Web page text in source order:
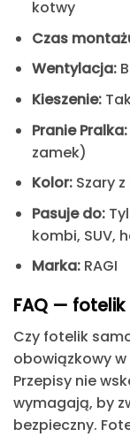
kotwy
Czas
Wentylacja:
Kieszenie:
Pranie Pralka:
zamek)
Kolor:Szary
Pasuje do:
kombi, SUV,
Marka:RAGI
FAQ —
Czy fotelik
obowiązkowy w
Przepisy nie
wymagają, by
bezpieczny.